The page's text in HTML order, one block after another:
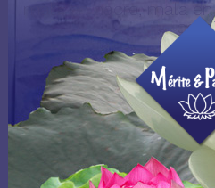
mala en nacre, mala